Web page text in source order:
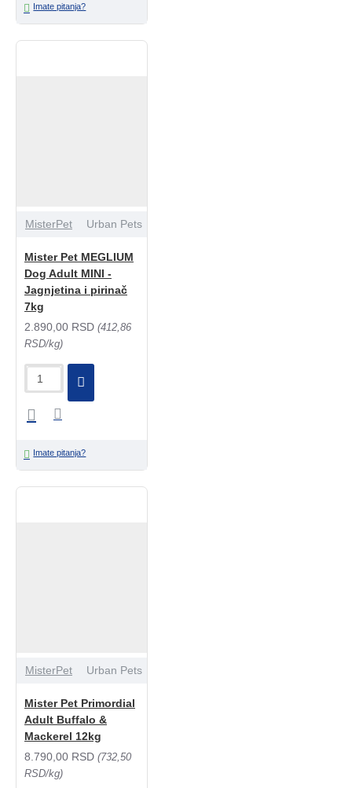
Imate pitanja?
MisterPet Urban Pets
Mister Pet MEGLIUM
Dog Adult MINI -
Jagnjetina i pirinač
7kg
2.890,00 RSD (412,86
RSD/kg)
Imate pitanja?
MisterPet Urban Pets
Mister Pet Primordial
Adult Buffalo &
Mackerel 12kg
8.790,00 RSD (732,50
RSD/kg)